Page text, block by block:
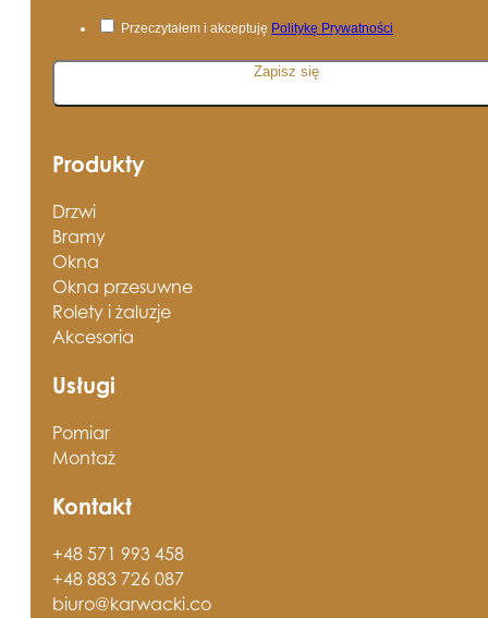
Przeczytałem i akceptuję Politykę Prywatności
Zapisz się
Produkty
Drzwi
Bramy
Okna
Okna przesuwne
Rolety i żaluzje
Akcesoria
Usługi
Pomiar
Montaż
Kontakt
+48 571 993 458
+48 883 726 087
biuro@karwacki.co